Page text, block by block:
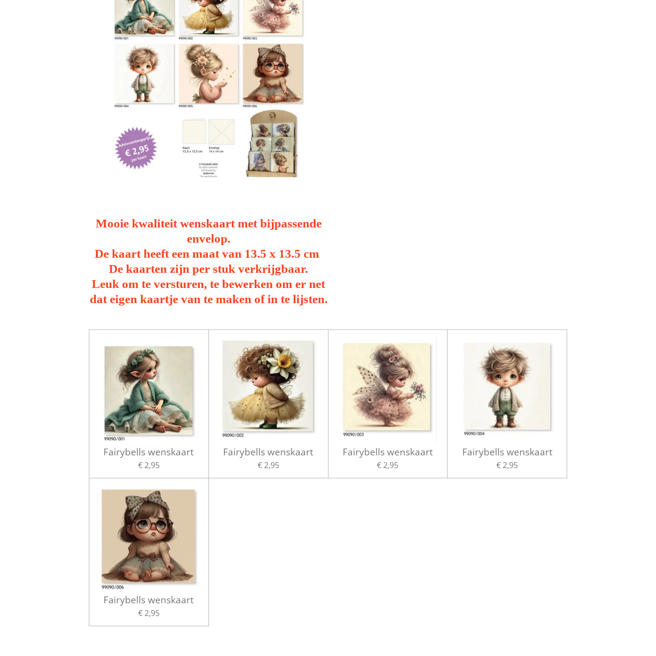
Mooie kwaliteit wenskaart met bijpassende
envelop.
De kaart heeft een maat van 13.5 x 13.5 cm
De kaarten zijn per stuk verkrijgbaar.
Leuk om te versturen, te bewerken om er net
dat eigen kaartje van te maken of in te lijsten.
Fairybells wenskaart
€ 2,95
Fairybells wenskaart
€ 2,95
Fairybells wenskaart
€ 2,95
Fairybells wenskaart
€ 2,95
Fairybells wenskaart
€ 2,95